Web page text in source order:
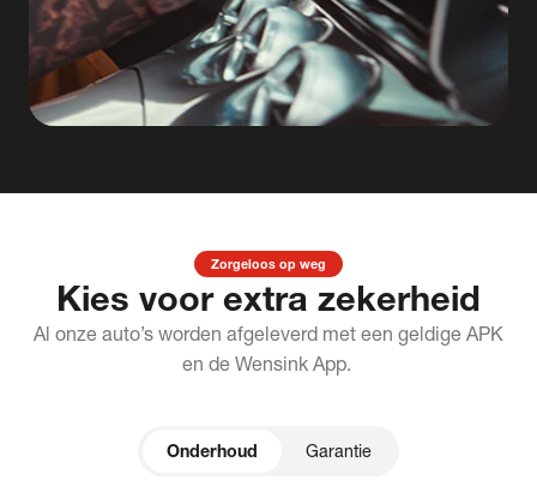
Zorgeloos op weg
Kies voor extra zekerheid
Al onze auto’s worden afgeleverd met een geldige APK
en de Wensink App.
Onderhoud Garantie